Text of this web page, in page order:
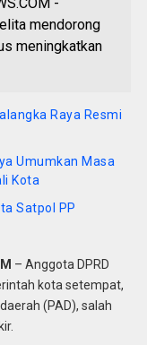
mendorong
meningkatkan
Raya Resmi
Umumkan Masa
Kota
Satpol PP
– Anggota DPRD
kota setempat,
(PAD), salah